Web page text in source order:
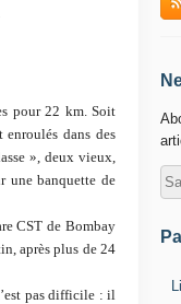
pour 22 km. Soit
dans des
», deux vieux,
une banquette de
CST de Bombay
après plus de 24
pas difficile : il